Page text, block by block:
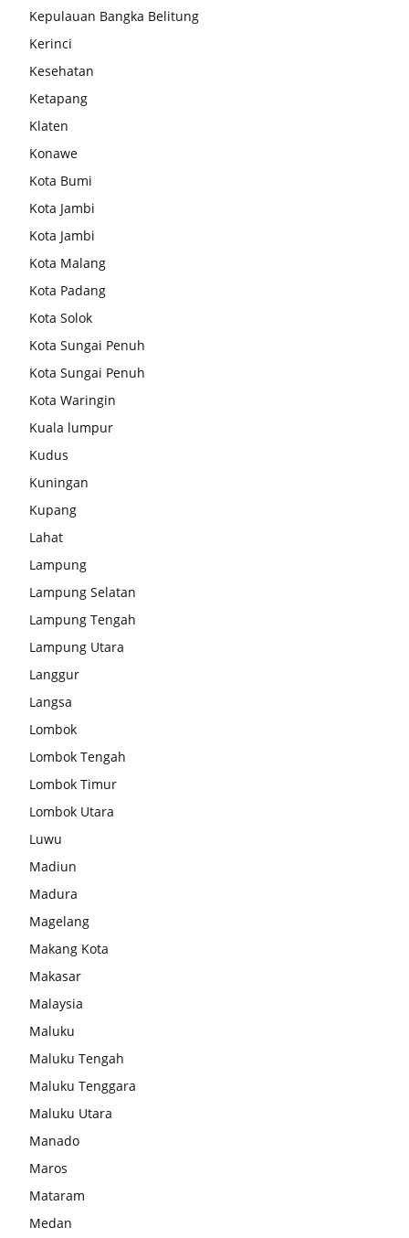
Kepulauan Bangka Belitung
Kerinci
Kesehatan
Ketapang
Klaten
Konawe
Kota Bumi
Kota Jambi
Kota Jambi
Kota Malang
Kota Padang
Kota Solok
Kota Sungai Penuh
Kota Sungai Penuh
Kota Waringin
Kuala lumpur
Kudus
Kuningan
Kupang
Lahat
Lampung
Lampung Selatan
Lampung Tengah
Lampung Utara
Langgur
Langsa
Lombok
Lombok Tengah
Lombok Timur
Lombok Utara
Luwu
Madiun
Madura
Magelang
Makang Kota
Makasar
Malaysia
Maluku
Maluku Tengah
Maluku Tenggara
Maluku Utara
Manado
Maros
Mataram
Medan